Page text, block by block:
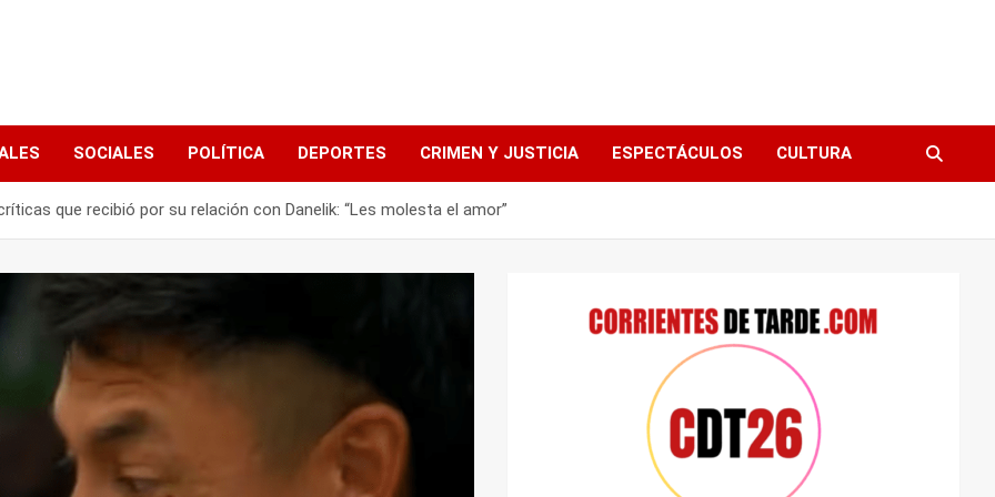
SOCIALES POLÍTICA DEPORTES CRIMEN Y JUSTICIA ESPECTÁCULOS CULTURA
que recibió por su relación con Danelik: “Les molesta el amor”